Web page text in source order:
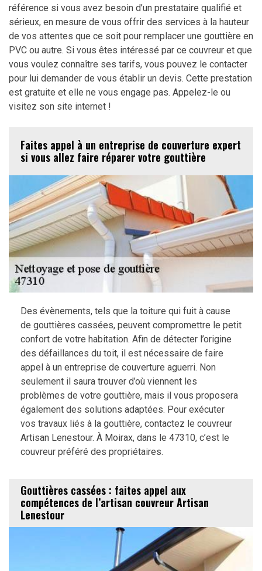
référence si vous avez besoin d’un prestataire qualifié et
sérieux, en mesure de vous offrir des services à la hauteur
de vos attentes que ce soit pour remplacer une gouttière en
PVC ou autre. Si vous êtes intéressé par ce couvreur et que
vous voulez connaître ses tarifs, vous pouvez le contacter
pour lui demander de vous établir un devis. Cette prestation
est gratuite et elle ne vous engage pas. Appelez-le ou
visitez son site internet !
Faites appel à un entreprise de couverture expert
si vous allez faire réparer votre gouttière
Des évènements, tels que la toiture qui fuit à cause
de gouttières cassées, peuvent compromettre le petit
confort de votre habitation. Afin de détecter l’origine
des défaillances du toit, il est nécessaire de faire
appel à un entreprise de couverture aguerri. Non
seulement il saura trouver d’où viennent les
problèmes de votre gouttière, mais il vous proposera
également des solutions adaptées. Pour exécuter
vos travaux liés à la gouttière, contactez le couvreur
Artisan Lenestour. À Moirax, dans le 47310, c’est le
couvreur préféré des propriétaires.
Gouttières cassées : faites appel aux
compétences de l’artisan couvreur Artisan
Lenestour